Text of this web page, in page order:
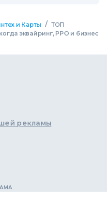
и Карты / ТОП
эквайринг, РРО и бизнес
рекламы